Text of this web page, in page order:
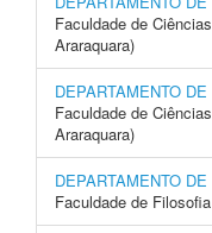
Faculdade de
Araraquara)
DEPARTAMENTO
Faculdade de
Araraquara)
DEPARTAMENTO
Faculdade de